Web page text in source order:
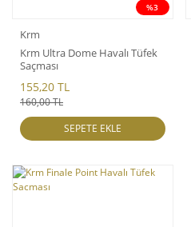
%3
Krm
Krm Ultra Dome Havalı Tüfek
Saçması
155,20 TL
160,00 TL
SEPETE EKLE